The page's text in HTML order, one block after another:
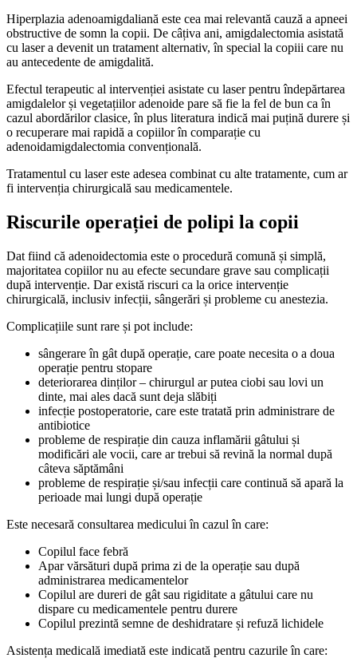
Hiperplazia adenoamigdaliană este cea mai relevantă cauză a apneei
obstructive de somn la copii. De câțiva ani, amigdalectomia asistată
cu laser a devenit un tratament alternativ, în special la copiii care nu
au antecedente de amigdalită.
Efectul terapeutic al intervenției asistate cu laser pentru îndepărtarea
amigdalelor și vegetațiilor adenoide pare să fie la fel de bun ca în
cazul abordărilor clasice, în plus literatura indică mai puțină durere și
o recuperare mai rapidă a copiilor în comparație cu
adenoidamigdalectomia convențională.
Tratamentul cu laser este adesea combinat cu alte tratamente, cum ar
fi intervenția chirurgicală sau medicamentele.
Riscurile operației de polipi la copii
Dat fiind că adenoidectomia este o procedură comună și simplă,
majoritatea copiilor nu au efecte secundare grave sau complicații
după intervenție. Dar există riscuri ca la orice intervenție
chirurgicală, inclusiv infecții, sângerări și probleme cu anestezia.
Complicațiile sunt rare și pot include:
sângerare în gât după operație, care poate necesita o a doua
operație pentru stopare
deteriorarea dinților – chirurgul ar putea ciobi sau lovi un
dinte, mai ales dacă sunt deja slăbiți
infecție postoperatorie, care este tratată prin administrare de
antibiotice
probleme de respirație din cauza inflamării gâtului și
modificări ale vocii, care ar trebui să revină la normal după
câteva săptămâni
probleme de respirație și/sau infecții care continuă să apară la
perioade mai lungi după operație
Este necesară consultarea medicului în cazul în care:
Copilul face febră
Apar vărsături după prima zi de la operație sau după
administrarea medicamentelor
Copilul are dureri de gât sau rigiditate a gâtului care nu
dispare cu medicamentele pentru durere
Copilul prezintă semne de deshidratare și refuză lichidele
Asistența medicală imediată este indicată pentru cazurile în care: